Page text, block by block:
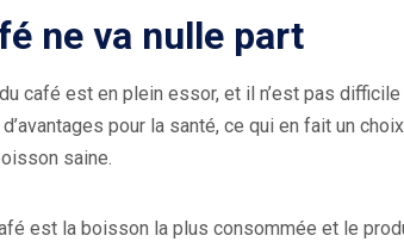
ne va nulle part
du café est en plein essor, et il n’est pas
pour la santé, ce qui en fait un
saine.
est la boisson la plus consommée et le